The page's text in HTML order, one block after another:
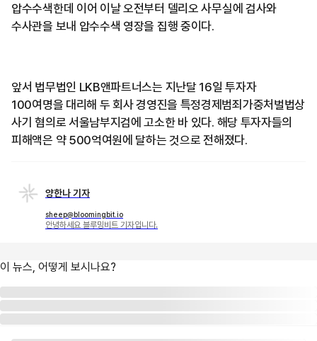
압수수색한데 이어 이날 오전부터 델리오 사무실에 검사와
수사관을 보내 압수수색 영장을 집행 중이다.
앞서 법무법인 LKB앤파트너스는 지난달 16일 투자자
100여명을 대리해 두 회사 경영진을 특정경제범죄가중처벌법상
사기 혐의로 서울남부지검에 고소한 바 있다. 해당 투자자들의
피해액은 약 500억여원에 달하는 것으로 전해졌다.
양한나 기자
sheep@bloomingbit.io
안녕하세요 블루밍비트 기자입니다.
이 뉴스, 어떻게 보시나요?